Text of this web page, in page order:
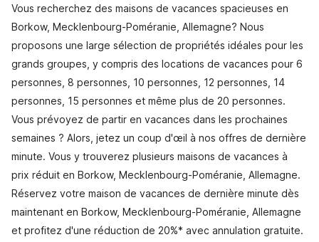
Vous recherchez des maisons de vacances spacieuses en
Borkow, Mecklenbourg-Poméranie, Allemagne? Nous
proposons une large sélection de propriétés idéales pour les
grands groupes, y compris des locations de vacances pour 6
personnes, 8 personnes, 10 personnes, 12 personnes, 14
personnes, 15 personnes et même plus de 20 personnes.
Vous prévoyez de partir en vacances dans les prochaines
semaines ? Alors, jetez un coup d'œil à nos offres de dernière
minute. Vous y trouverez plusieurs maisons de vacances à
prix réduit en Borkow, Mecklenbourg-Poméranie, Allemagne.
Réservez votre maison de vacances de dernière minute dès
maintenant en Borkow, Mecklenbourg-Poméranie, Allemagne
et profitez d'une réduction de 20%* avec annulation gratuite.